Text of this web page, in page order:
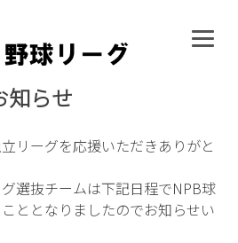
知らせ
リーグを応援いただきありがと
選抜チームは下記日程でNPB球
ととなりましたのでお知らせい